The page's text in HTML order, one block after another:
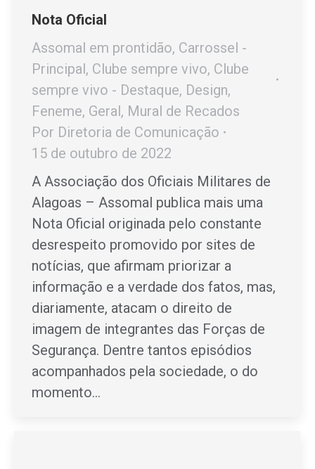
Nota Oficial
Assomal em prontidão, Carrossel -
Principal, Clube sempre vivo, Clube
sempre vivo - Destaque, Design,
Feneme, Geral, Mural de Recados
Por Diretoria de Comunicação
15 de outubro de 2022
A Associação dos Oficiais Militares de
Alagoas – Assomal publica mais uma
Nota Oficial originada pelo constante
desrespeito promovido por sites de
notícias, que afirmam priorizar a
informação e a verdade dos fatos, mas,
diariamente, atacam o direito de
imagem de integrantes das Forças de
Segurança. Dentre tantos episódios
acompanhados pela sociedade, o do
momento…